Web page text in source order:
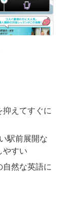
抑えてすぐに
駅前展開な
やすい
然な英語に